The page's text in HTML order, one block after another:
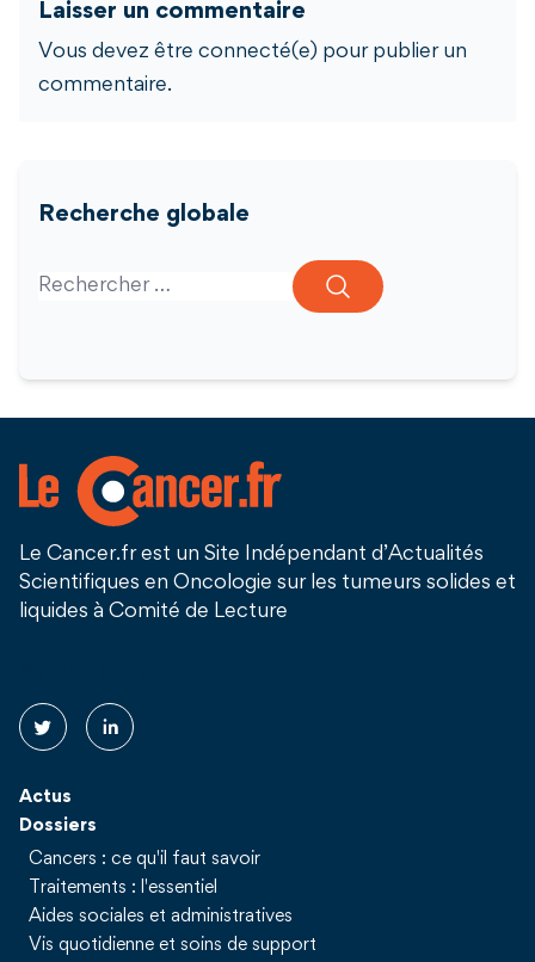
Laisser un commentaire
Vous devez être connecté(e) pour publier un
commentaire.
Recherche globale
Search for:
Le Cancer.fr est un Site Indépendant d’Actualités
Scientifiques en Oncologie sur les tumeurs solides et
liquides à Comité de Lecture
Actus
Dossiers
Cancers : ce qu'il faut savoir
Traitements : l'essentiel
Aides sociales et administratives
Vis quotidienne et soins de support